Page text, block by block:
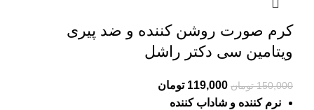
کرم صورت روشن کننده و ضد پیری
ویتامین سی دکتر راشل
150,000 تومان Original
price
119,000 تومان
نرم کننده و شاداب کننده